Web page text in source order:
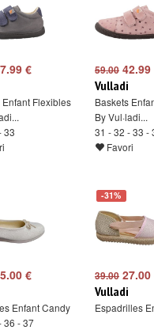
€
Enfant Flexibles
33
59.00 42.99
Vulladi
Baskets
By Vul·ladi...
31 - 32 - 33 -
Favori
€
Enfant Candy
36 - 37
-31%
39.00 27.00
Vulladi
Espadrilles